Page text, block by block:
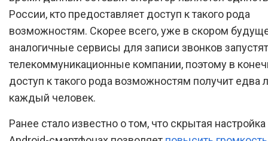
России, кто предоставляет доступ к такого рода
возможностям. Скорее всего, уже в скором
аналогичные сервисы для записи звонков
телекоммуникационные компании, поэтому в
доступ к такого рода возможностям получит едва
каждый человек.
Ранее стало известно о том, что скрытая